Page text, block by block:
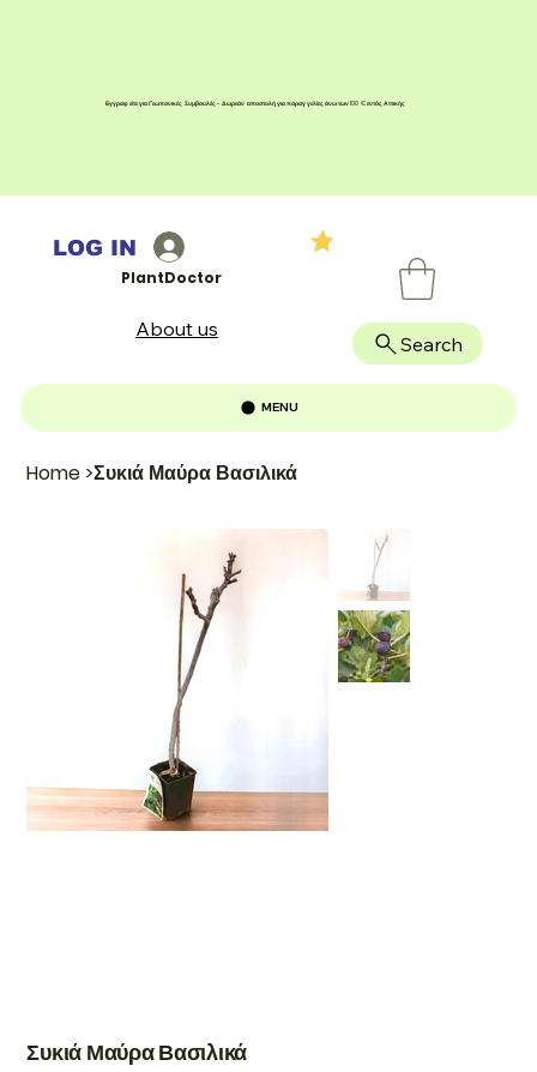
Home >Συκιά Μαύρα Βασιλικά
Συκιά Μαύρα Βασιλικά
Εγγραφείτε για Γεωπονικές Συμβουλές - Δωρεάν αποστολή για παραγγελίες άνω των 100 € εντός Αττικής
PlantDoctor
Search
MENU
LOG IN
About us